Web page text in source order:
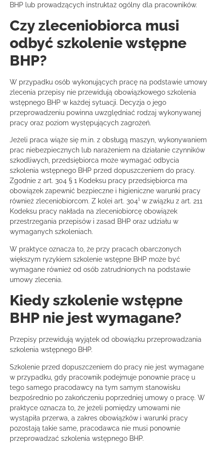
BHP lub prowadzących instruktaż ogólny dla pracowników.
Czy zleceniobiorca musi
odbyć szkolenie wstępne
BHP?
W przypadku osób wykonujących pracę na podstawie umowy
zlecenia przepisy nie przewidują obowiązkowego szkolenia
wstępnego BHP w każdej sytuacji. Decyzja o jego
przeprowadzeniu powinna uwzględniać rodzaj wykonywanej
pracy oraz poziom występujących zagrożeń.
Jeżeli praca wiąże się m.in. z obsługą maszyn, wykonywaniem
prac niebezpiecznych lub narażeniem na działanie czynników
szkodliwych, przedsiębiorca może wymagać odbycia
szkolenia wstępnego BHP przed dopuszczeniem do pracy.
Zgodnie z art. 304 § 1 Kodeksu pracy przedsiębiorca ma
obowiązek zapewnić bezpieczne i higieniczne warunki pracy
również zleceniobiorcom. Z kolei art. 304¹ w związku z art. 211
Kodeksu pracy nakłada na zleceniobiorcę obowiązek
przestrzegania przepisów i zasad BHP oraz udziału w
wymaganych szkoleniach.
W praktyce oznacza to, że przy pracach obarczonych
większym ryzykiem szkolenie wstępne BHP może być
wymagane również od osób zatrudnionych na podstawie
umowy zlecenia.
Kiedy szkolenie wstępne
BHP nie jest wymagane?
Przepisy przewidują wyjątek od obowiązku przeprowadzania
szkolenia wstępnego BHP.
Szkolenie przed dopuszczeniem do pracy nie jest wymagane
w przypadku, gdy pracownik podejmuje ponownie pracę u
tego samego pracodawcy na tym samym stanowisku
bezpośrednio po zakończeniu poprzedniej umowy o pracę. W
praktyce oznacza to, że jeżeli pomiędzy umowami nie
wystąpiła przerwa, a zakres obowiązków i warunki pracy
pozostają takie same, pracodawca nie musi ponownie
przeprowadzać szkolenia wstępnego BHP.